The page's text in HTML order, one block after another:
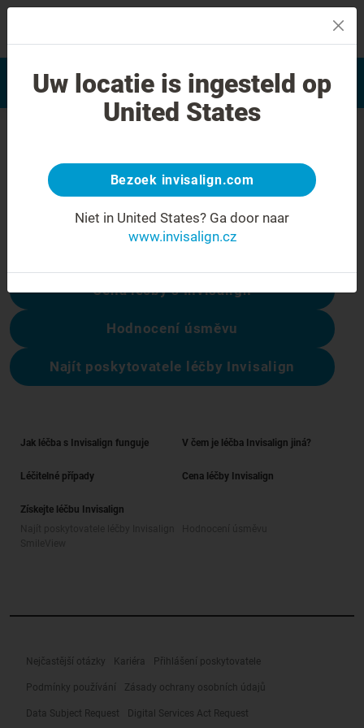
Hodnocení úsměvu
Najít poskytovatele léčby
Invisalign
Chyba 404
Přestaňte se mračit
Tato stránka není k dispozici, ale ostatní
Cena léčby s Invisalign
Hodnocení úsměvu
Najít poskytovatele léčby Invisalign
Jak léčba s Invisalign funguje V čem je léčba Invisalign jiná?
Léčitelné případy Cena léčby Invisalign
Získejte léčbu Invisalign
Nejčastější otázky Kariéra Přihlášení poskytovatele
Podmínky používání Zásady ochrany osobních údajů
Data Subject Request Digital Services Act Request
Uw locatie is ingesteld op
United States
Bezoek invisalign.com
Niet in United States? Ga door naar
www.invisalign.cz